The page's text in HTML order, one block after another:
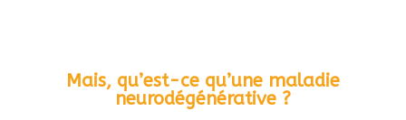
Mais, qu’est-ce qu’une maladie
neurodégénérative ?